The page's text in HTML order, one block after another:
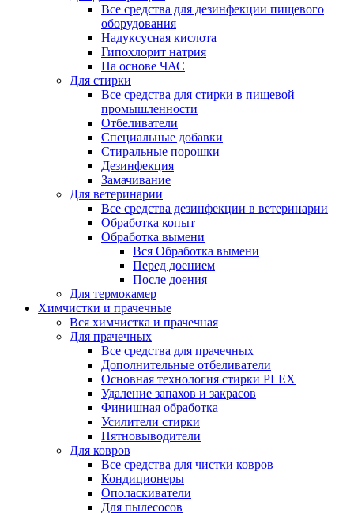
Все средства для дезинфекции пищевого
оборудования
Надуксусная кислота
Гипохлорит натрия
На основе ЧАС
Для стирки
Все средства для стирки в пищевой
промышленности
Отбеливатели
Специальные добавки
Стиральные порошки
Дезинфекция
Замачивание
Для ветеринарии
Все средства дезинфекции в ветеринарии
Обработка копыт
Обработка вымени
Вся Обработка вымени
Перед доением
После доения
Для термокамер
Химчистки и прачечные
Вся химчистка и прачечная
Для прачечных
Все средства для прачечных
Дополнительные отбеливатели
Основная технология стирки PLEX
Удаление запахов и закрасов
Финишная обработка
Усилители стирки
Пятновыводители
Для ковров
Все средства для чистки ковров
Кондиционеры
Ополаскиватели
Для пылесосов